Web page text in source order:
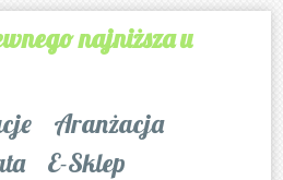
najniższa u
Aranżacja
E-Sklep